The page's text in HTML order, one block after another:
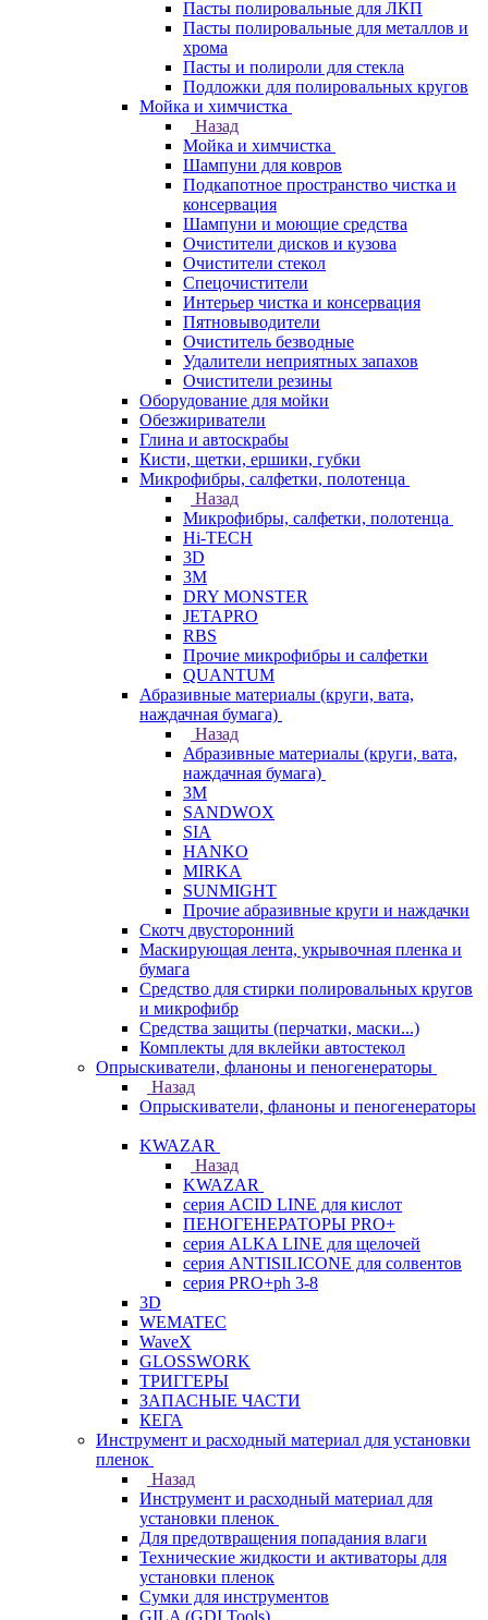
Пасты полировальные для ЛКП
Пасты полировальные для металлов и
хрома
Пасты и полироли для стекла
Подложки для полировальных кругов
Мойка и химчистка
Назад
Мойка и химчистка
Шампуни для ковров
Подкапотное пространство чистка и
консервация
Шампуни и моющие средства
Очистители дисков и кузова
Очистители стекол
Спецочистители
Интерьер чистка и консервация
Пятновыводители
Очиститель безводные
Удалители неприятных запахов
Очистители резины
Оборудование для мойки
Обезжириватели
Глина и автоскрабы
Кисти, щетки, ершики, губки
Микрофибры, салфетки, полотенца
Назад
Микрофибры, салфетки, полотенца
Hi-TECH
3D
3М
DRY MONSTER
JETAPRO
RBS
Прочие микрофибры и салфетки
QUANTUM
Абразивные материалы (круги, вата,
наждачная бумага)
Назад
Абразивные материалы (круги, вата,
наждачная бумага)
3М
SANDWOX
SIA
HANKO
MIRKA
SUNMIGHT
Прочие абразивные круги и наждачки
Скотч двусторонний
Маскирующая лента, укрывочная пленка и
бумага
Средство для стирки полировальных кругов
и микрофибр
Средства защиты (перчатки, маски...)
Комплекты для вклейки автостекол
Опрыскиватели, фланоны и пеногенераторы
Назад
Опрыскиватели, фланоны и пеногенераторы
KWAZAR
Назад
KWAZAR
серия ACID LINE для кислот
ПЕНОГЕНЕРАТОРЫ PRO+
серия ALKA LINE для щелочей
серия ANTISILICONE для солвентов
серия PRO+ph 3-8
3D
WEMATEC
WaveX
GLOSSWORK
ТРИГГЕРЫ
ЗАПАСНЫЕ ЧАСТИ
КЕГА
Инструмент и расходный материал для установки
пленок
Назад
Инструмент и расходный материал для
установки пленок
Для предотвращения попадания влаги
Технические жидкости и активаторы для
установки пленок
Сумки для инструментов
GILA (GDI Tools)